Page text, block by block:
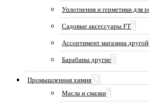
Уплотнения и герметики для
Садовые аксессуары FT7
Ассортимент магазина другой
Барабаны другие2
Промышленная химия32
Масла и смазки7